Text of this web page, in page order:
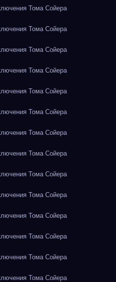
Тома Сойера
Тома Сойера
Тома Сойера
Тома Сойера
Тома Сойера
Тома Сойера
Тома Сойера
Тома Сойера
Тома Сойера
Тома Сойера
Тома Сойера
Тома Сойера
Тома Сойера
Тома Сойера